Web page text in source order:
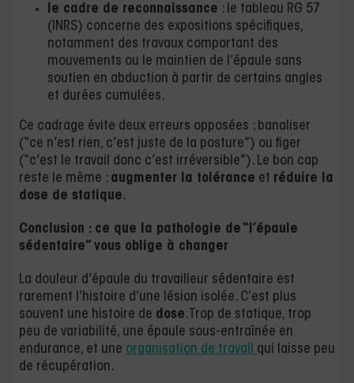
le cadre de reconnaissance : le tableau RG 57
(INRS) concerne des expositions spécifiques,
notamment des travaux comportant des
mouvements ou le maintien de l’épaule sans
soutien en abduction à partir de certains angles
et durées cumulées.
Ce cadrage évite deux erreurs opposées : banaliser
(“ce n’est rien, c’est juste de la posture”) ou figer
(“c’est le travail donc c’est irréversible”). Le bon cap
reste le même : augmenter la tolérance et réduire la
dose de statique.
Conclusion : ce que la pathologie de “l’épaule
sédentaire” vous oblige à changer
La douleur d’épaule du travailleur sédentaire est
rarement l’histoire d’une lésion isolée. C’est plus
souvent une histoire de dose. Trop de statique, trop
peu de variabilité, une épaule sous-entraînée en
endurance, et une organisation de travail qui laisse peu
de récupération.